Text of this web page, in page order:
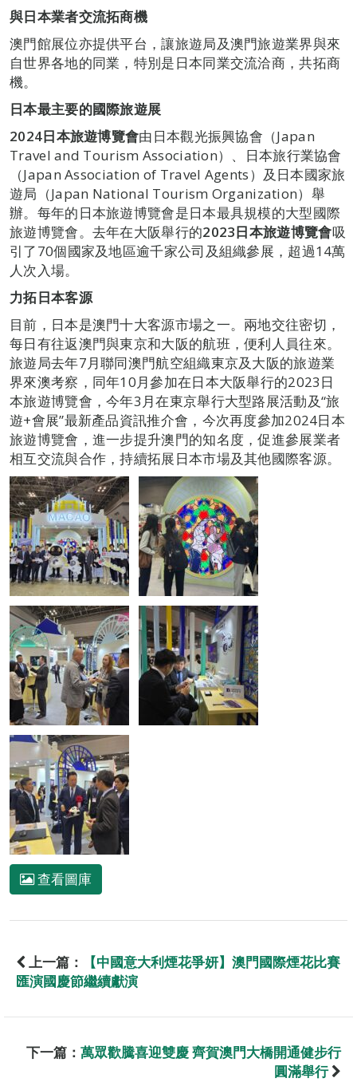
與日本業者交流拓商機
澳門館展位亦提供平台，讓旅遊局及澳門旅遊業界與來
自世界各地的同業，特別是日本同業交流洽商，共拓商
機。
日本最主要的國際旅遊展
2024日本旅遊博覽會由日本觀光振興協會（Japan
Travel and Tourism Association）、日本旅行業協會
（Japan Association of Travel Agents）及日本國家旅
遊局（Japan National Tourism Organization）舉
辦。每年的日本旅遊博覽會是日本最具規模的大型國際
旅遊博覽會。去年在大阪舉行的2023日本旅遊博覽會吸
引了70個國家及地區逾千家公司及組織參展，超過14萬
人次入場。
力拓日本客源
目前，日本是澳門十大客源市場之一。兩地交往密切，
每日有往返澳門與東京和大阪的航班，便利人員往來。
旅遊局去年7月聯同澳門航空組織東京及大阪的旅遊業
界來澳考察，同年10月參加在日本大阪舉行的2023日
本旅遊博覽會，今年3月在東京舉行大型路展活動及“旅
遊+會展”最新產品資訊推介會，今次再度參加2024日本
旅遊博覽會，進一步提升澳門的知名度，促進參展業者
相互交流與合作，持續拓展日本市場及其他國際客源。
查看圖庫
上一篇：
【中國意大利煙花爭妍】澳門國際煙花比賽
匯演國慶節繼續獻演
下一篇： 萬眾歡騰喜迎雙慶 齊賀澳門大橋開通健步行
圓滿舉行